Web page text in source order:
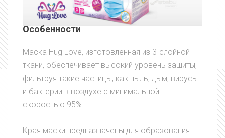
Особенности
Маска Hug Love, изготовленная из 3-слойной
ткани, обеспечивает высокий уровень защиты,
фильтруя такие частицы, как пыль, дым, вирусы
и бактерии в воздухе с минимальной
скоростью 95%.
Края маски предназначены для образования